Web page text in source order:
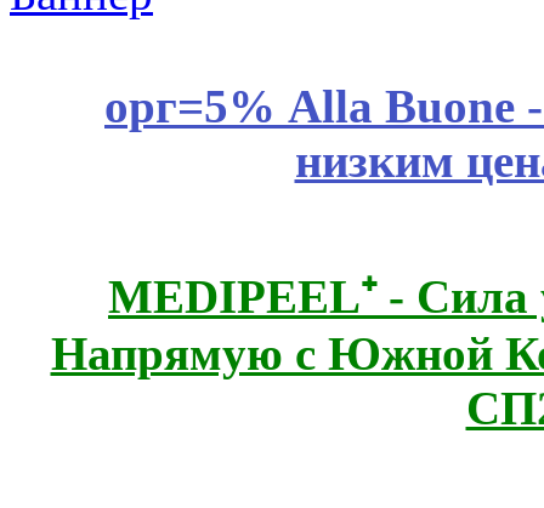
орг=5% Alla Buone
низким
MEDIPEEL⁺ - Сила
Напрямую с Южной